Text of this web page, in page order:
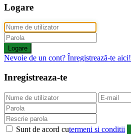
Logare
Logare
Nevoie de un cont? Înregistrează-te aici!
Inregistreaza-te
Sunt de acord cutermeni si conditii